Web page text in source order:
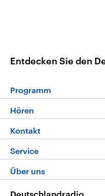
Entdecken Sie den
Programm
Programm
Die Nachrichten
Nachrichtenleicht
Neue Beiträge auf
Hören
Livestream
Podcasts
Deutschlandfunk
Nachrichten App
Kontakt
Hörerservice
Service
FAQ
Über uns
Deutschlandradio